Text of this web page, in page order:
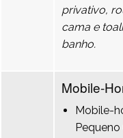
privativo,
cama e
banho.
Mobile-
Mobile-